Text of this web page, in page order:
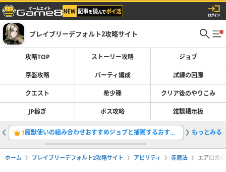
ブレイブリーデフォルト2攻略サイト
攻略TOP ストーリー攻略 ジョブ
序盤攻略 パーティ編成 試練の回廊
クエスト 希少種 クリア後のやりこみ
JP稼ぎ ボス攻略 雑談掲示板
1 魔獣使いの組み合わせおすすめジョブと捕獲するおすすめ魔物 2大聖堂
もっとみる
ホーム ブレイブリーデフォルト2攻略サイト アビリティ 赤魔法 エアロガ